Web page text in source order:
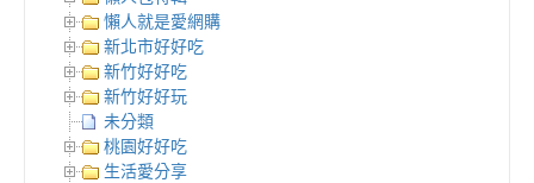
懶人就是愛網購
新北市好好吃
新竹好好吃
新竹好好玩
未分類
桃園好好吃
生活愛分享